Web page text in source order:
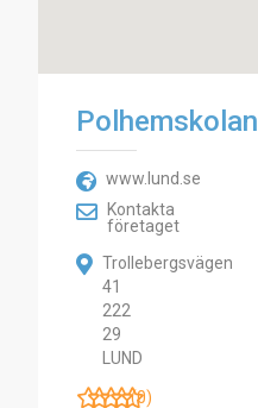
Polhemskolan
www.lund.se
Kontakta
företaget
Trollebergsvägen
41
222
29
LUND
(0)